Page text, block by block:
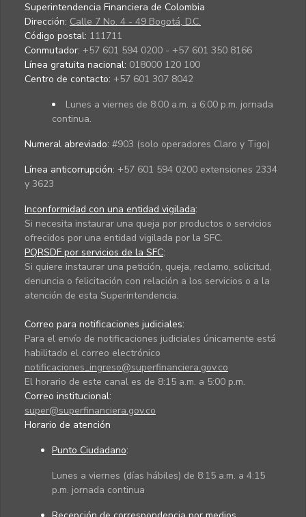
Superintendencia Financiera de Colombia
Dirección: Calle 7 No. 4 - 49 Bogotá, D.C.
Código postal: 111711
Conmutador: +57 601 594 0200 - +57 601 350 8166
Línea gratuita nacional: 018000 120 100
Centro de contacto: +57 601 307 8042
Lunes a viernes de 8:00 a.m. a 6:00 p.m. jornada
continua.
Numeral abreviado: #903 (solo operadores Claro y Tigo)
Línea anticorrupción: +57 601 594 0200 extensiones 2334
y 3623
Inconformidad con una entidad vigilada:
Si necesita instaurar una queja por productos o servicios
ofrecidos por una entidad vigilada por la SFC.
PQRSDF por servicios de la SFC:
Si quiere instaurar una petición, queja, reclamo, solicitud,
denuncia o felicitación con relación a los servicios o a la
atención de esta Superintendencia.
Correo para notificaciones judiciales:
Para el envío de notificaciones judiciales únicamente está
habilitado el correo electrónico
notificaciones_ingreso@superfinanciera.gov.co
El horario de este canal es de 8:15 a.m. a 5:00 p.m.
Correo institucional:
super@superfinanciera.gov.co
Horario de atención
Punto Ciudadano:
Lunes a viernes (días hábiles) de 8:15 a.m. a 4:15
p.m. jornada continua